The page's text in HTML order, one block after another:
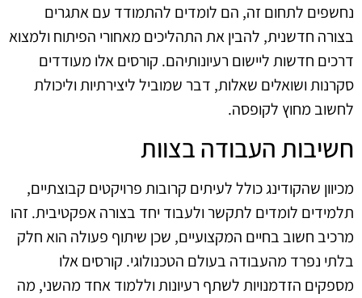
נחשפים לתחום זה, הם לומדים להתמודד עם אתגרים
בצורה חדשנית, להבין את התהליכים מאחורי הפיתוח ולמצוא
דרכים חדשות ליישום רעיונותיהם. קורסים אלו מעודדים
סקרנות ושואלים שאלות, דבר שמוביל ליצירתיות וליכולת
לחשוב מחוץ לקופסה.
חשיבות העבודה בצוות
מכיוון שהקודינג כולל לעיתים קרובות פרויקטים קבוצתיים,
תלמידים לומדים לתקשר ולעבוד יחד בצורה אפקטיבית. זהו
מרכיב חשוב בחיים המקצועיים, שכן שיתוף פעולה הוא חלק
בלתי נפרד מהעבודה בעולם הטכנולוגי. קורסים אלו
מספקים הזדמנויות לשתף רעיונות וללמוד אחד מהשני, מה